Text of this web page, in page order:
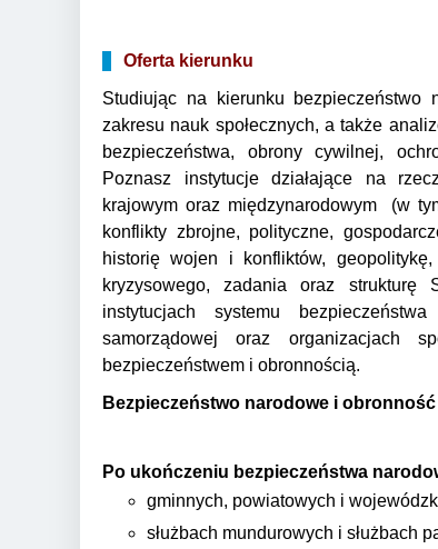
Oferta kierunku
Studiując na kierunku bezpieczeństwo
zakresu nauk społecznych, a także
bezpieczeństwa, obrony cywilnej,
Poznasz instytucje działające na
krajowym oraz międzynarodowym (w
konflikty zbrojne, polityczne,
historię wojen i konfliktów,
kryzysowego, zadania oraz
instytucjach systemu
samorządowej oraz organizacjach
bezpieczeństwem i obronnością.
Bezpieczeństwo narodowe i obronność
Po ukończeniu bezpieczeństwa
gminnych, powiatowych i
służbach mundurowych i służbach